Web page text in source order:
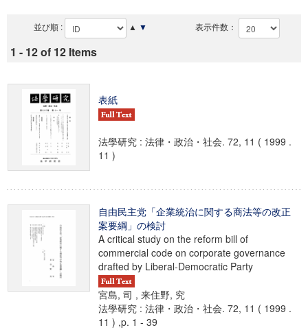
並び順 : ▲ ▼ 表示件数：
1 - 12 of 12 Items
表紙
法學研究 : 法律・政治・社会. 72, 11 ( 1999 .
11 )
自由民主党「企業統治に関する商法等の改正
案要綱」の検討
A critical study on the reform bill of
commercial code on corporate governance
drafted by Liberal-Democratic Party
宮島, 司 , 来住野, 究
法學研究 : 法律・政治・社会. 72, 11 ( 1999 .
11 ) ,p. 1 - 39